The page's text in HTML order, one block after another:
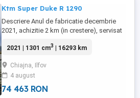
Ktm Super Duke R 1290
Descriere Anul de fabricatie decembrie
2021, achizitie 2 km (in crestere), servisat
dozaj benzina optim, cauciucuri noi S23,
estetica foarte buna, nu necesita investitii,
ITP , asigurare valabila.. Dotări și echipare:
...
2021 | 1301 cm3 | 16293 km
Chiajna, Ilfov
4 august
74 463 RON